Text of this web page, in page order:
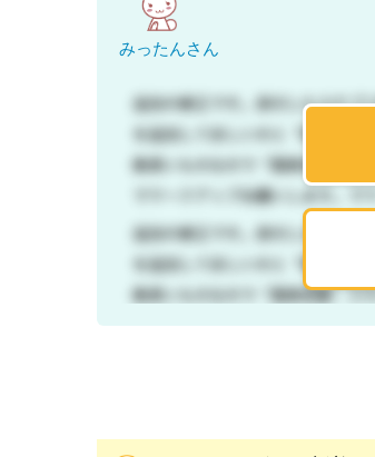
みったんさん